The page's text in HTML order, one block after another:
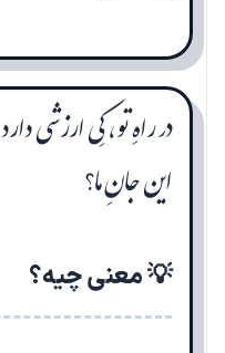
در راهِ تو، کِی ارزشی دارد
این جانِ ما؟
💡 معنی چیه؟